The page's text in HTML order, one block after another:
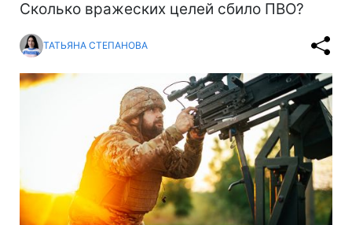
Сколько вражеских целей сбило ПВО?
ТАТЬЯНА СТЕПАНОВА